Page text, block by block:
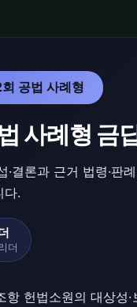
공법 사례형
사례형 금
결론과 근거 법령·판
다.
더
헌법소원의 대상성